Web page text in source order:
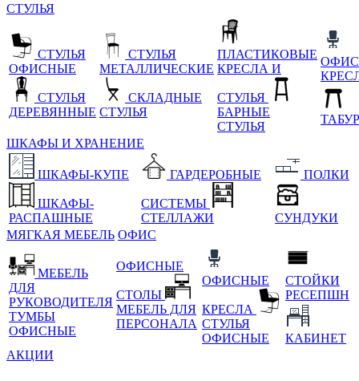
СТУЛЬЯ
СТУЛЬЯ
ОФИСНЫЕ
СТУЛЬЯ
ДЕРЕВЯННЫЕ
СТУЛЬЯ
МЕТАЛЛИЧЕСКИЕ
СКЛАДНЫЕ
СТУЛЬЯ
ПЛАСТИКОВЫЕ
КРЕСЛА И
СТУЛЬЯ
БАРНЫЕ
СТУЛЬЯ
ШКАФЫ И ХРАНЕНИЕ
ШКАФЫ-КУПЕ
ШКАФЫ-
РАСПАШНЫЕ
ГАРДЕРОБНЫЕ
СИСТЕМЫ
СТЕЛЛАЖИ
ПОЛКИ
СУНДУКИ
МЯГКАЯ МЕБЕЛЬ ОФИС
МЕБЕЛЬ
ДЛЯ
РУКОВОДИТЕЛЯ
ТУМБЫ
ОФИСНЫЕ
ОФИСНЫЕ
СТОЛЫ
МЕБЕЛЬ ДЛЯ
ПЕРСОНАЛА
ОФИСНЫЕ
КРЕСЛА
СТУЛЬЯ
ОФИСНЫЕ
СТОЙКИ
РЕСЕПШН
КАБИНЕТ
АКЦИИ